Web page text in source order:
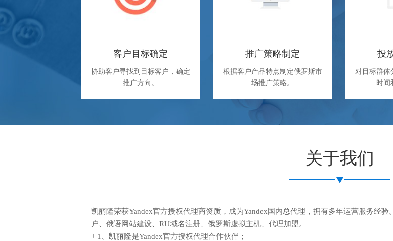
客户目标确定
协助客户寻找到目标客户，确定
推广方向。
推广策略制定
根据客户产品特点制定俄罗斯市
场推广策略。
投
对目标群体
时间
关于我们
凯丽隆荣获Yandex官方授权代理商资质，成为Yandex国内总代理，拥有多年运营服务经
户、俄语网站建设、RU域名注册、俄罗斯虚拟主机、代理加盟。
+ 1、凯丽隆是Yandex官方授权代理合作伙伴；